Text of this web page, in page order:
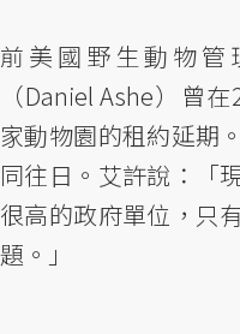
前美國野生動物管
（Daniel Ashe）曾
家動物園的租約延期
同往日。艾許說：「
很高的政府單位，只
題。」